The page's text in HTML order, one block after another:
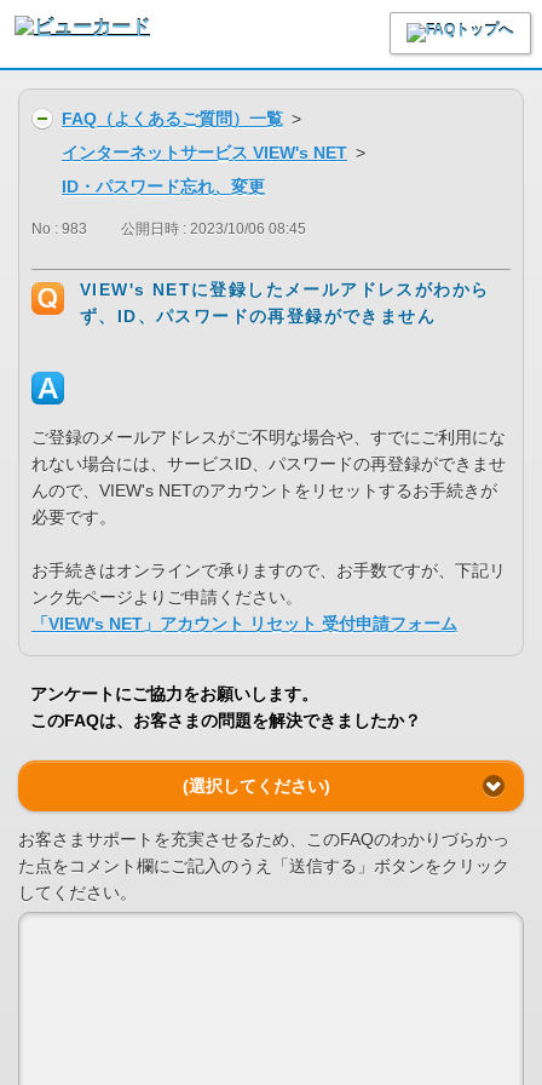
FAQ（よくあるご質問）一覧 >
インターネットサービス VIEW's NET >
ID・パスワード忘れ、変更
No : 983 公開日時 : 2023/10/06 08:45
VIEW's NETに登録したメールアドレスがわから
ず、ID、パスワードの再登録ができません
ご登録のメールアドレスがご不明な場合や、すでにご利用にな
れない場合には、サービスID、パスワードの再登録ができませ
んので、VIEW's NETのアカウントをリセットするお手続きが
必要です。
お手続きはオンラインで承りますので、お手数ですが、下記リ
ンク先ページよりご申請ください。
「VIEW's NET」アカウント リセット 受付申請フォーム
アンケートにご協力をお願いします。
このFAQは、お客さまの問題を解決できましたか？
(選択してください)
お客さまサポートを充実させるため、このFAQのわかりづらかっ
た点をコメント欄にご記入のうえ「送信する」ボタンをクリック
してください。